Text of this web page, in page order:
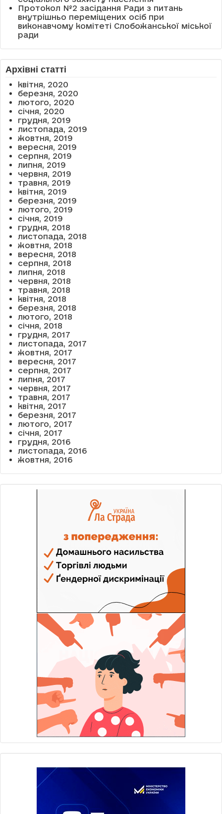
Протокол №2 засідання Ради з питань
внутрішньо переміщених осіб при
виконавчому комітеті Слобожанської міської
ради
Архівні статті
квітня, 2020
березня, 2020
лютого, 2020
січня, 2020
грудня, 2019
листопада, 2019
жовтня, 2019
вересня, 2019
серпня, 2019
липня, 2019
червня, 2019
травня, 2019
квітня, 2019
березня, 2019
лютого, 2019
січня, 2019
грудня, 2018
листопада, 2018
жовтня, 2018
вересня, 2018
серпня, 2018
липня, 2018
червня, 2018
травня, 2018
квітня, 2018
березня, 2018
лютого, 2018
січня, 2018
грудня, 2017
листопада, 2017
жовтня, 2017
вересня, 2017
серпня, 2017
липня, 2017
червня, 2017
травня, 2017
квітня, 2017
березня, 2017
лютого, 2017
січня, 2017
грудня, 2016
листопада, 2016
жовтня, 2016